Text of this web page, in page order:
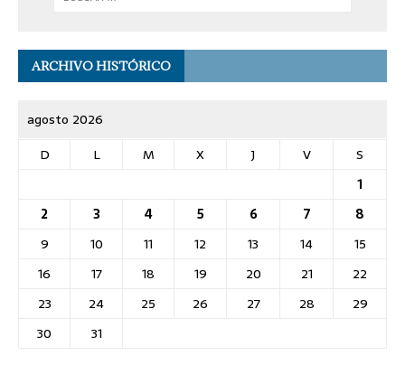
ARCHIVO HISTÓRICO
agosto 2026
D
L M X J V
S
1
2
3 4 5 6 7
8
9
10 11 12 13 14
15
16
17 18 19 20 21
22
23
24 25 26 27 28
29
30
31